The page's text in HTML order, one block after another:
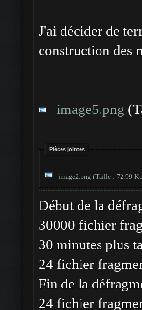
J'ai décider de
construction des
image5.png
Pièces jointes
image2.png (Taille : 72.99
Début de la
30000 fichier
30 minutes plus
24 fichier
Fin de la
24 fichier